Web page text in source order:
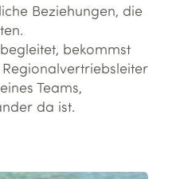
Beziehungen, die
bekommst
Teams,
da ist.